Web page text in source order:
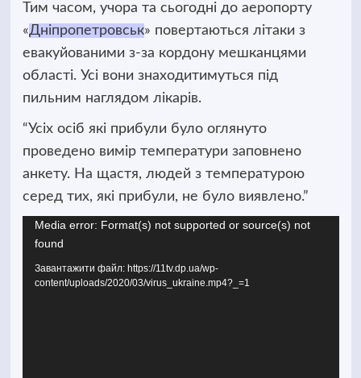
Тим часом, учора та сьогодні до аеропорту
«Дніпропетровськ» повертаються літаки з
евакуйованими з-за кордону мешканцями
області. Усі вони знаходитимуться під
пильним наглядом лікарів.
“Усіх осіб які прибули було оглянуто
проведено вимір температури заповнено
анкету. На щастя, людей з температурою
серед тих, які прибули, не було виявлено.”
Відеопрогравач
Media error: Format(s) not supported or source(s) not
found
Завантажити файл: https://11tv.dp.ua/wp-
content/uploads/2020/03/virus_ukraine.mp4?_=1